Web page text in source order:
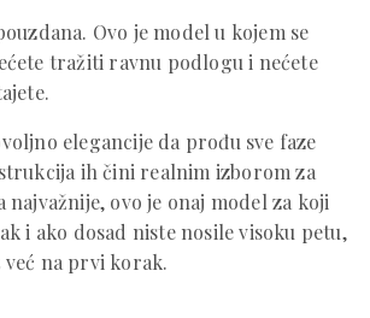
Ovo je model u kojem se
tražiti ravnu podlogu i nećete
elegancije da prođu sve faze
ih čini realnim izborom za
najvažnije, ovo je onaj model za koji
i ako dosad niste nosile visoku petu,
na prvi korak.